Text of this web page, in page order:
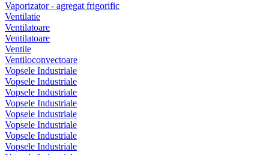
Vaporizator - agregat frigorific
Ventilatie
Ventilatoare
Ventilatoare
Ventile
Ventiloconvectoare
Vopsele Industriale
Vopsele Industriale
Vopsele Industriale
Vopsele Industriale
Vopsele Industriale
Vopsele Industriale
Vopsele Industriale
Vopsele Industriale